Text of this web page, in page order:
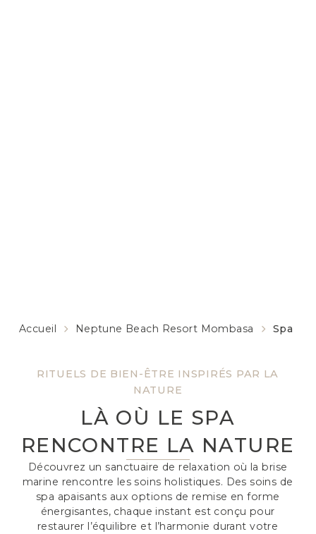
RITUELS DE BIEN-ÊTRE INSPIRÉS PAR LA
NATURE
LÀ OÙ LE SPA
RENCONTRE LA NATURE
Découvrez un sanctuaire de relaxation où la brise
marine rencontre les soins holistiques. Des soins de
spa apaisants aux options de remise en forme
énergisantes, chaque instant est conçu pour
restaurer l’équilibre et l’harmonie durant votre
Accueil Neptune Beach Resort Mombasa Spa